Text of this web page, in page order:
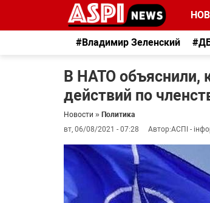
#Владимир Зеленский
В НАТО объяснили,
действий по
Новости » Политика
вт, 06/08/2021 - 07:28
Автор:АСПІ -